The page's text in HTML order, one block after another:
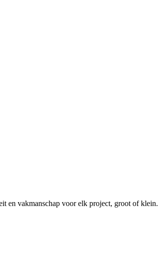
en vakmanschap voor elk project, groot of klein.